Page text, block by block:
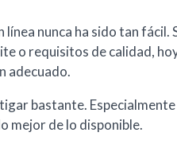
línea nunca ha sido tan fácil.
o requisitos de calidad,
adecuado.
bastante. Especialmente
mejor de lo disponible.